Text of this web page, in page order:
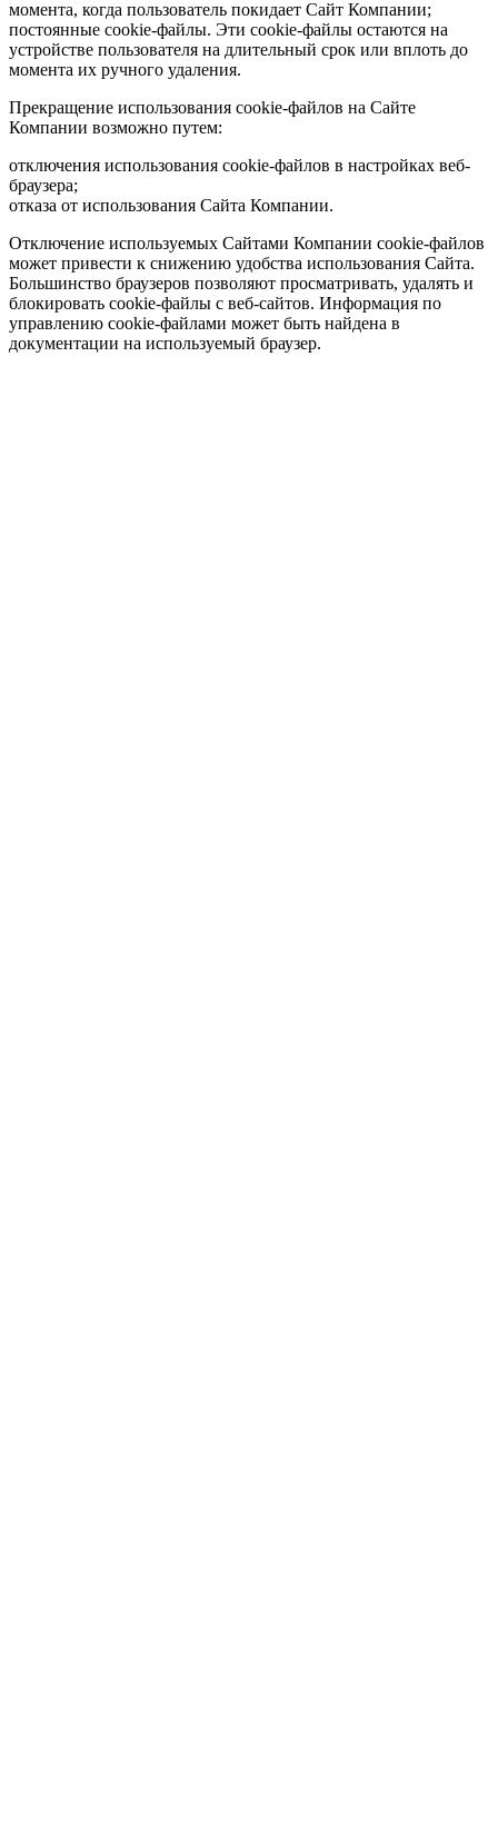
момента, когда пользователь покидает Сайт Компании;
постоянные cookie-файлы. Эти cookie-файлы остаются на
устройстве пользователя на длительный срок или вплоть до
момента их ручного удаления.
Прекращение использования cookie-файлов на Сайте
Компании возможно путем:
отключения использования cookie-файлов в настройках веб-
браузера;
отказа от использования Сайта Компании.
Отключение используемых Сайтами Компании cookie-файлов
может привести к снижению удобства использования Сайта.
Большинство браузеров позволяют просматривать, удалять и
блокировать cookie-файлы c веб-сайтов. Информация по
управлению cookie-файлами может быть найдена в
документации на используемый браузер.